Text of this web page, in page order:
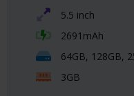
5.5 inch
2691mAh
64GB, 128GB,
3GB